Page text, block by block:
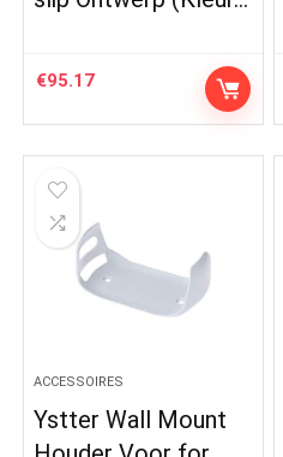
€95.17
ACCESSOIRES
Ystter Wall Mount